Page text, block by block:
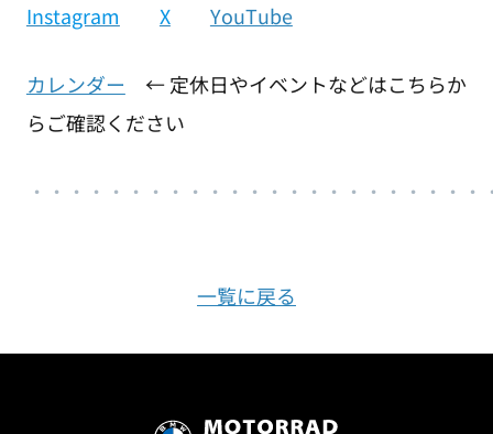
Instagram X YouTube
カレンダー ← 定休日やイベントなどはこちらか
らご確認ください
・ ・・・・・・・・・・・・・・・・・・・ ・ ・
一覧に戻る